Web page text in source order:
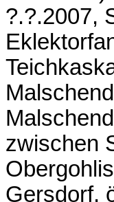
?.?.2007,
zwischen
Gersdorf,